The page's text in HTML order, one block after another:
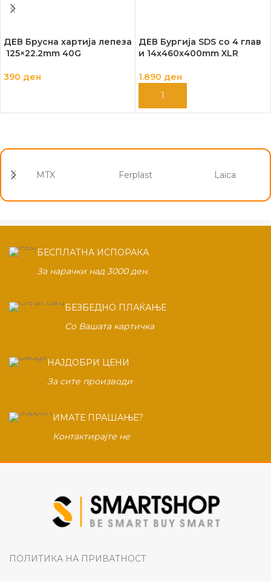
ДЕВ Брусна хартија лепеза
125×22.2mm 40G
390 ден
ДЕВ Бургија SDS со 4 глав
и 14x460x400mm XLR
1.890 ден
ДОДАЈ ВО КОШНИЦА
MTX Ferplast Laica
БЕСПЛАТНА ИСПОРАКА
За нарачки над 3000 ден.
БЕЗБЕДНО ПЛАЌАЊЕ
Со Вашата картичка
НАЈДОБРИ ЦЕНИ
За сите производи
ИМАТЕ ПРАШАЊЕ?
Контактирајте не
ПОЛИТИКА НА ПРИВАТНОСТ